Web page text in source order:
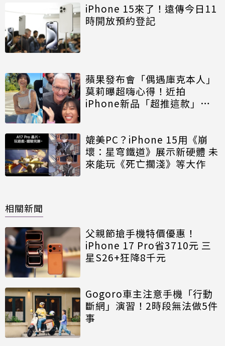
iPhone 15來了！遠傳今日11
時開放預約登記
蘋果發布會「偶遇庫克本人」
莫莉曝超嗨心得！近拍
iPhone新品「超推這款」最
媲美PC？iPhone 15用《崩
壞：星穹鐵道》展示新硬體 未
來能玩《死亡擱淺》等大作
相關新聞
父親節搶手機特價優惠！
iPhone 17 Pro省3710元 三
星S26+狂降8千元
Gogoro車主注意手機「行動
斷網」演習！2時段無法做5件
事